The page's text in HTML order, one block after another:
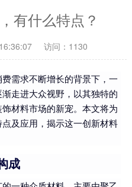
有什么特点？
访问：1130
需求不断增长的背景下，一
走进大众视野，以其独特的
材料市场的新宠。本文将为
及应用，揭示这一创新材料
成